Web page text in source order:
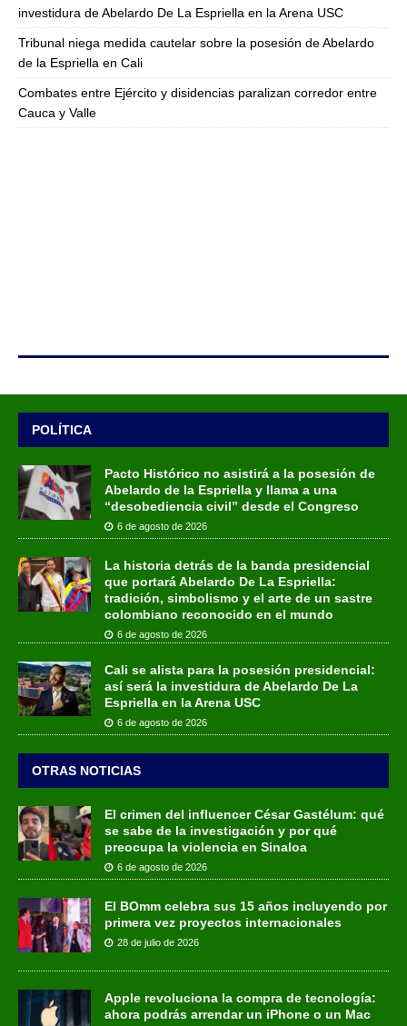
investidura de Abelardo De La Espriella en la Arena USC
Tribunal niega medida cautelar sobre la posesión de Abelardo
de la Espriella en Cali
Combates entre Ejército y disidencias paralizan corredor entre
Cauca y Valle
POLÍTICA
Pacto Histórico no asistirá a la posesión de
Abelardo de la Espriella y llama a una
“desobediencia civil” desde el Congreso
6 de agosto de 2026
La historia detrás de la banda presidencial
que portará Abelardo De La Espriella:
tradición, simbolismo y el arte de un sastre
colombiano reconocido en el mundo
6 de agosto de 2026
Cali se alista para la posesión presidencial:
así será la investidura de Abelardo De La
Espriella en la Arena USC
6 de agosto de 2026
OTRAS NOTICIAS
El crimen del influencer César Gastélum: qué
se sabe de la investigación y por qué
preocupa la violencia en Sinaloa
6 de agosto de 2026
El BOmm celebra sus 15 años incluyendo por
primera vez proyectos internacionales
28 de julio de 2026
Apple revoluciona la compra de tecnología:
ahora podrás arrendar un iPhone o un Mac